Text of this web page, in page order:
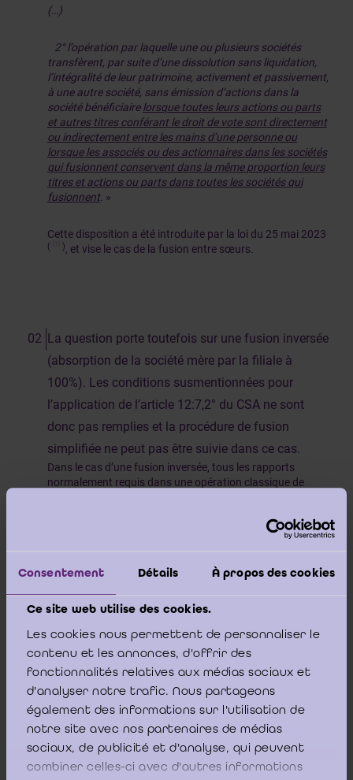
Consentement Détails À propos des cookies
Ce site web utilise des cookies.
Les cookies nous permettent de personnaliser le
contenu et les annonces, d'offrir des
fonctionnalités relatives aux médias sociaux et
d'analyser notre trafic. Nous partageons
également des informations sur l'utilisation de
notre site avec nos partenaires de médias
sociaux, de publicité et d'analyse, qui peuvent
combiner celles-ci avec d'autres informations
(…)
2° l’opération par laquelle une ou plusieurs sociétés
transfèrent, par suite d’une dissolution sans liquidation,
l’intégralité de leur patrimoine, activement et passivement,
à une autre société, sans émission d’actions dans la
société bénéficiairelorsque toutes leurs actions ou parts
et autres titres conférant le droit de vote sont directement
ou indirectement entre les mains d’une personne ou
lorsque les associés ou des actionnaires dans les sociétés
qui fusionnent conservent dans la même proportion leurs
titres et actions ou parts dans toutes les sociétés qui
fusionnent »
Cette disposition a été introduite par la loi du 25 mai 2023
( ), et vise le cas de la fusion entre sœurs.
La question porte toutefois sur une fusion inversée
(absorption de la société mère par la filiale à
100%). Les conditions susmentionnées pour
l’application de l’article 12:7,2° du CSA ne sont
donc pas remplies et la procédure de fusion
simplifiée ne peut pas être suivie dans ce cas.
Dans le cas d’une fusion inversée, tous les rapports
normalement requis dans une opération classique de
l’article 12:25, in fine du CSA qui prévoit que «
été établi tant un rapport conformément à l'alinéa
1er qu'un rapport conformément à l'article 12:26, §
1er, les articles 5:121, 5:133, 6:110, 7:179 et 7:197
ne s'appliquent pas, selon le cas, à une société
absorbante ayant la forme légale de société à
responsabilité limitée, de société coopérative, de
société anonyme, de société européenne ou de